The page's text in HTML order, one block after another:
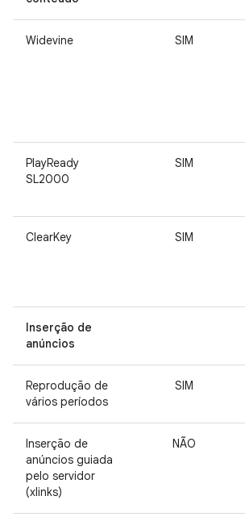
Widevine SIM
PlayReady
SL2000
SIM
ClearKey SIM
Inserção de
anúncios
Reprodução de
vários períodos
SIM
Inserção de
anúncios guiada
pelo servidor
(xlinks)
NÃO